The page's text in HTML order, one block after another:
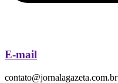
E-mail
contato@jornalagazeta.com.br